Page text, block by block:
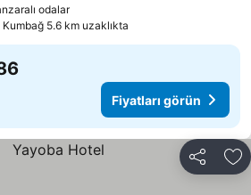
odalar
Kumbağ 5.6 km uzaklıkta
Fiyatları görün
Paylaş